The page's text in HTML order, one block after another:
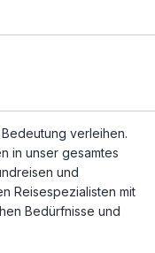
verleihen.
in unser gesamtes
und
Reisespezialisten mit
Bedürfnisse und